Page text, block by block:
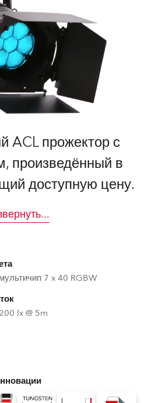
ACL прожектор с
произведённый в
доступную цену.
...
7 x 40 RGBW
lx @ 5m